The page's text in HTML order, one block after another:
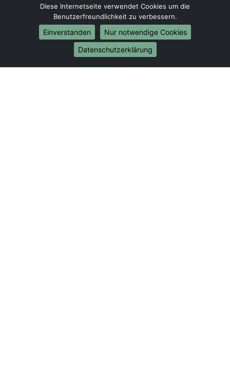
Umzug von Ludwigsburg nach Bielefeld
Umzug von Ludwigsburg nach Bonn
Umzug von Ludwigsburg nach Münster
Internationale-Umzüge
Umzug von Ludwigsburg nach Brasilien
Diese Internetseite verwendet Cookies um die
Benutzerfreundlichkeit zu verbessern.
Einverstanden
Nur notwendige Cookies
Datenschutzerklärung